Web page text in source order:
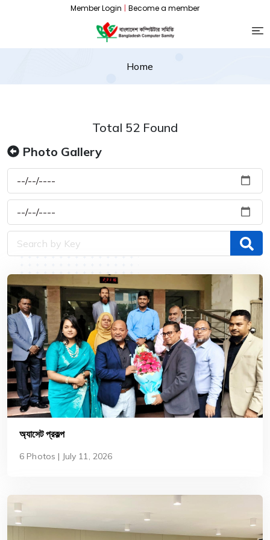
Member Login | Become a member
Home
Total 52 Found
Photo Gallery
অ্যাসেট প্রকল্প
6 Photos | July 11, 2026